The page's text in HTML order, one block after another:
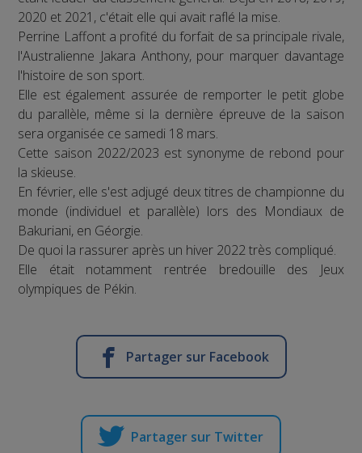
2020 et 2021, c'était elle qui avait raflé la mise.
Perrine Laffont a profité du forfait de sa principale rivale,
l'Australienne Jakara Anthony, pour marquer davantage
l'histoire de son sport.
Elle est également assurée de remporter le petit globe
du parallèle, même si la dernière épreuve de la saison
sera organisée ce samedi 18 mars.
Cette saison 2022/2023 est synonyme de rebond pour
la skieuse.
En février, elle s'est adjugé deux titres de championne du
monde (individuel et parallèle) lors des Mondiaux de
Bakuriani, en Géorgie.
De quoi la rassurer après un hiver 2022 très compliqué.
Elle était notamment rentrée bredouille des Jeux
olympiques de Pékin.
Partager sur Facebook
Partager sur Twitter